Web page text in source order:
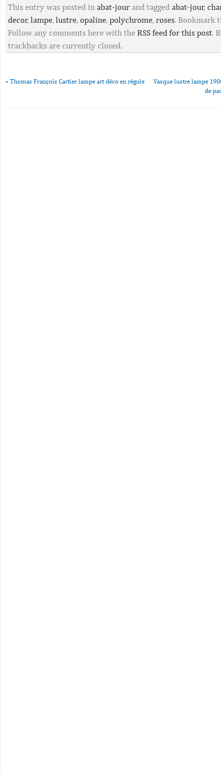
This entry was posted in abat-jour and tagged abat-jour,
decor, lampe, lustre, opaline, polychrome, roses. Bookmark
Follow any comments here with the RSS feed for this post.
trackbacks are currently closed.
« Thomas François Cartier lampe art déco en régule
Vasque lustre lampe
de